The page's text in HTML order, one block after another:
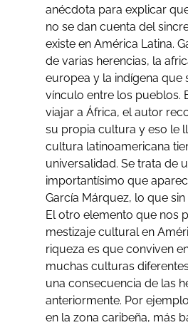
anécdota para explicar
no se dan cuenta del
existe en América Latina.
de varias herencias, la
europea y la indígena que
vínculo entre los pueblos.
viajar a África, el autor
su propia cultura y eso le
cultura latinoamericana
universalidad. Se trata de
importantísimo que
García Márquez, lo que
El otro elemento que nos
mestizaje cultural en
riqueza es que conviven
muchas culturas
una consecuencia de las
anteriormente. Por
en la zona caribeña, más